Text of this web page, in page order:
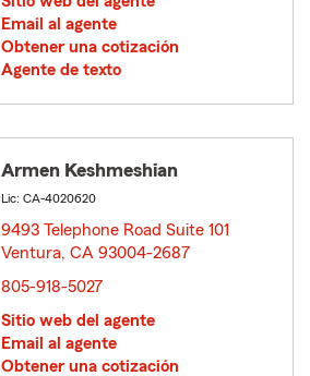
Email al agente
Obtener una cotización
Agente de texto
Armen Keshmeshian
Lic: CA-4020620
9493 Telephone Road Suite 101
Ventura, CA 93004-2687
805-918-5027
Sitio web del agente
Email al agente
Obtener una cotización